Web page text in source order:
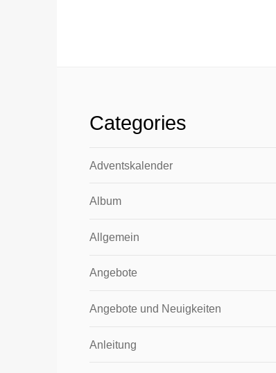
Categories
Adventskalender
Album
Allgemein
Angebote
Angebote und Neuigkeiten
Anleitung